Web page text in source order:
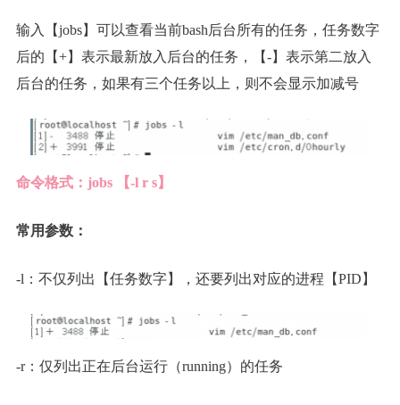
输入【jobs】可以查看当前bash后台所有的任务，任务数字
后的【+】表示最新放入后台的任务，【-】表示第二放入
后台的任务，如果有三个任务以上，则不会显示加减号
命令格式：jobs 【-l r s】
常用参数：
-l：不仅列出【任务数字】，还要列出对应的进程【PID】
-r：仅列出正在后台运行（running）的任务